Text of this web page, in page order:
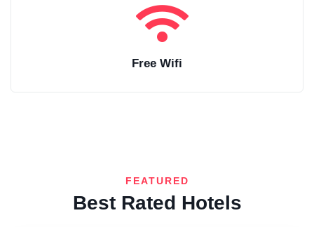
Free Wifi
FEATURED
Best Rated Hotels